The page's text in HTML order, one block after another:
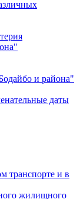
и района"
даты
транспорте и в
жилищного